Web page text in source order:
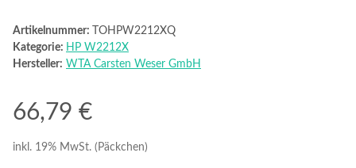
Artikelnummer:
TOHPW2212XQ
Kategorie: HP W2212X
Hersteller: WTA Carsten Weser GmbH
66,79 €
inkl. 19% MwSt. (Päckchen)